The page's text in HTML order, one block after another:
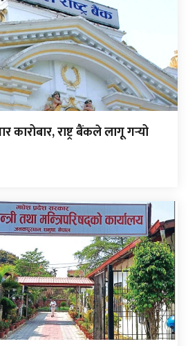
राष्ट्र बैंकले लागू गर्‍यो